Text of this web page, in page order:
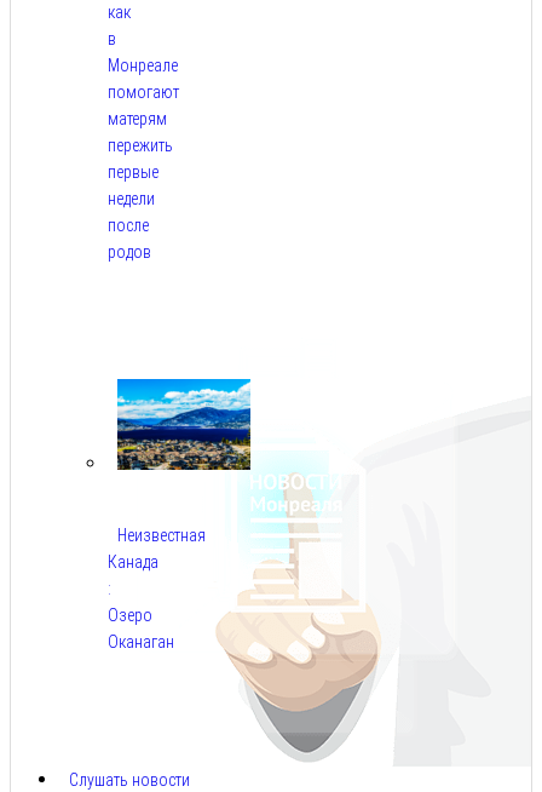
как
в
Монреале
помогают
матерям
пережить
первые
недели
после
родов
Неизвестная
Канада
:
Озеро
Оканаган
Слушать новости